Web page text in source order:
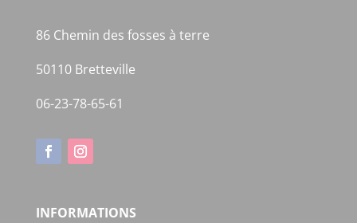
86 Chemin des fosses à terre
50110 Bretteville
06-23-78-65-61
INFORMATIONS